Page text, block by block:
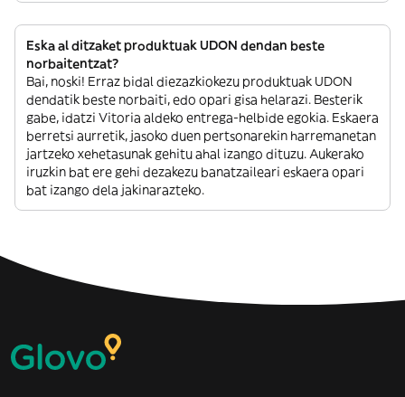
Eska al ditzaket produktuak UDON dendan beste
norbaitentzat?
Bai, noski! Erraz bidal diezazkiokezu produktuak UDON
dendatik beste norbaiti, edo opari gisa helarazi. Besterik
gabe, idatzi Vitoria aldeko entrega-helbide egokia. Eskaera
berretsi aurretik, jasoko duen pertsonarekin harremanetan
jartzeko xehetasunak gehitu ahal izango dituzu. Aukerako
iruzkin bat ere gehi dezakezu banatzaileari eskaera opari
bat izango dela jakinarazteko.